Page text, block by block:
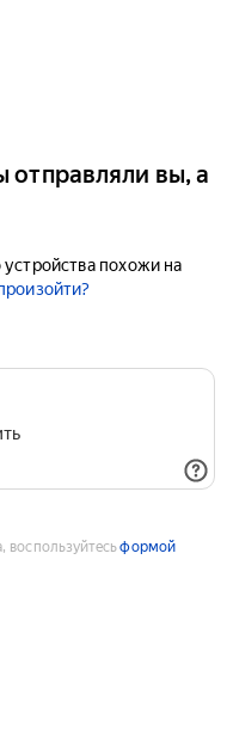
отправляли вы, а
похожи на
воспользуйтесьформой